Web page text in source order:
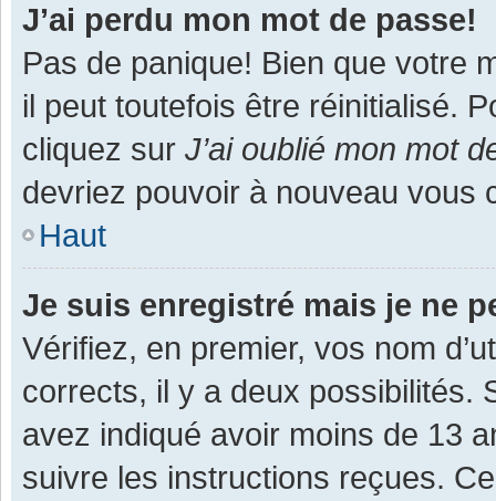
J’ai perdu mon mot de passe!
Pas de panique! Bien que votre
il peut toutefois être réinitialisé.
cliquez sur J’ai oublié mon mot
devriez pouvoir à nouveau vous
Haut
Je suis enregistré mais je ne
Vérifiez, en premier, vos nom
corrects, il y a deux possibilités.
avez indiqué avoir moins de 13
suivre les instructions reçues.